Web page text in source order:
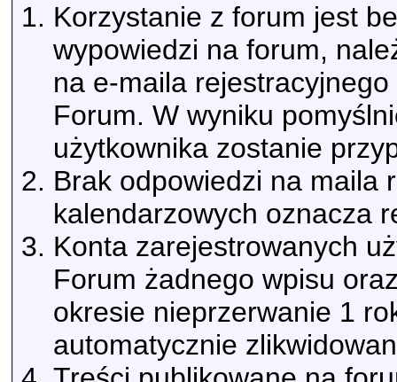
Korzystanie z forum jest
wypowiedzi na forum,
na e-maila
Forum. W wyniku
użytkownika zostanie
Brak odpowiedzi na maila
kalendarzowych oznacza
Konta zarejestrowanych
Forum żadnego wpisu
okresie nieprzerwanie 1
automatycznie